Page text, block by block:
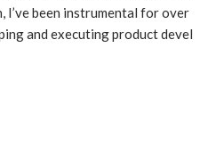
I’ve been instrumental for over
and executing product devel